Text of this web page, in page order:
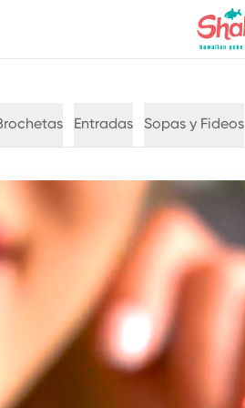
Entradas Sopas y Fideos